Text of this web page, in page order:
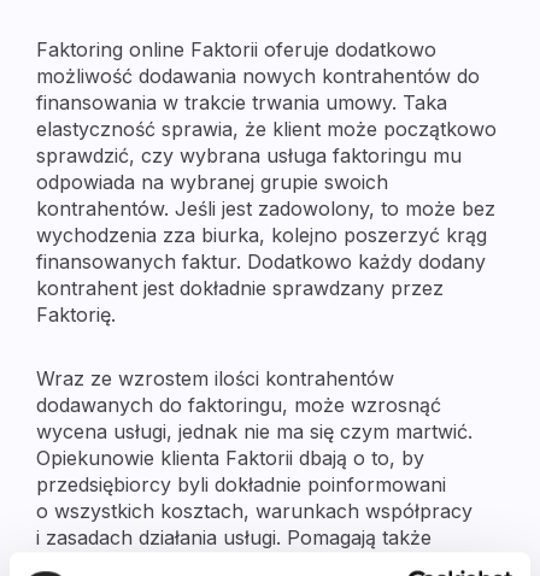
Faktoring online Faktorii oferuje dodatkowo
możliwość dodawania nowych kontrahentów do
finansowania w trakcie trwania umowy. Taka
elastyczność sprawia, że klient może początkowo
sprawdzić, czy wybrana usługa faktoringu mu
odpowiada na wybranej grupie swoich
kontrahentów. Jeśli jest zadowolony, to może bez
wychodzenia zza biurka, kolejno poszerzyć krąg
finansowanych faktur. Dodatkowo każdy dodany
kontrahent jest dokładnie sprawdzany przez
Faktorię.
Wraz ze wzrostem ilości kontrahentów
dodawanych do faktoringu, może wzrosnąć
wycena usługi, jednak nie ma się czym martwić.
Opiekunowie klienta Faktorii dbają o to, by
przedsiębiorcy byli dokładnie poinformowani
o wszystkich kosztach, warunkach współpracy
i zasadach działania usługi. Pomagają także